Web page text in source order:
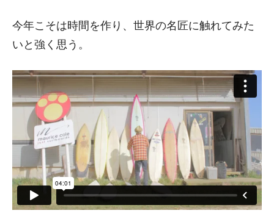
今年こそは時間を作り、世界の名匠に触れてみた
いと強く思う。